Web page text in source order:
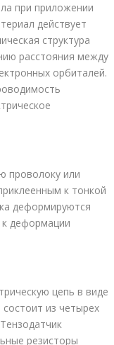
при приложении
действует
структура
расстояния между
орбиталей.
проволоку или
к тонкой
деформируются
к деформации
цепь в виде
из четырех
резисторы